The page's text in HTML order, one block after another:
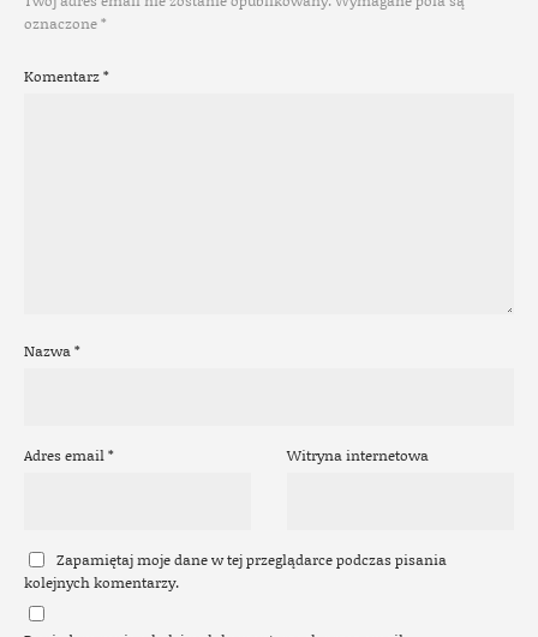
oznaczone*
Komentarz*
Nazwa*
Adres email* Witryna internetowa
Zapamiętaj moje dane w tej przeglądarce podczas pisania
kolejnych komentarzy.